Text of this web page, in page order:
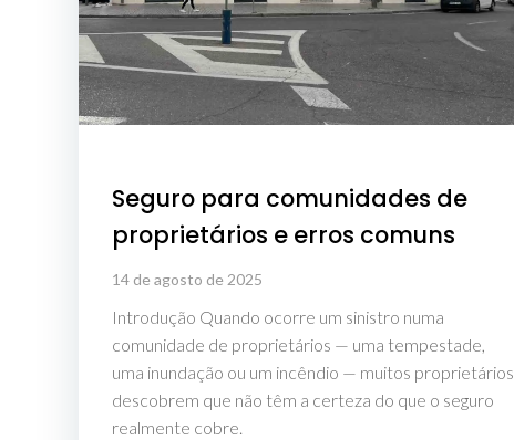
Seguro para comunidades de
proprietários e erros comuns
14 de agosto de 2025
Introdução Quando ocorre um sinistro numa
comunidade de proprietários — uma tempestade,
uma inundação ou um incêndio — muitos proprietários
descobrem que não têm a certeza do que o seguro
realmente cobre.